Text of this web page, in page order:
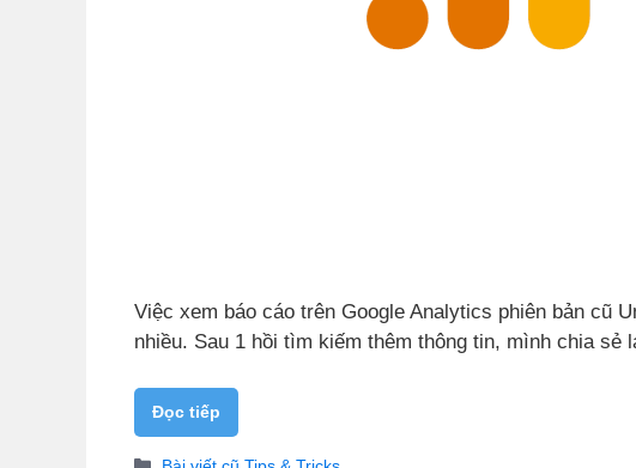
Việc xem báo cáo trên Google Analytics phiên bản cũ
nhiều. Sau 1 hồi tìm kiếm thêm thông tin, mình chia
Đọc tiếp